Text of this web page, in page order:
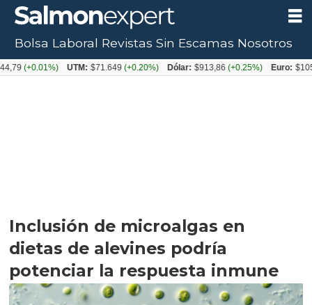
Inclusión de microalgas en
dietas de alevines podría
potenciar la respuesta inmune
Bolsa Laboral Revistas Sin Escamas Nosotros
UTM: $71.649(+0.20%) Dólar: $913,86(+0.25%) Euro: $1053,08(-